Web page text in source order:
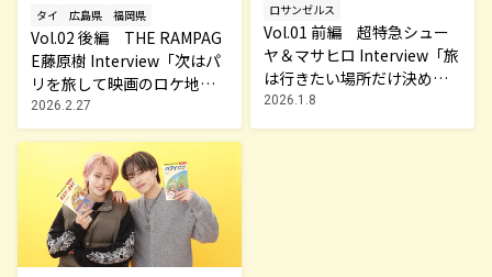
タイ 広島県 福岡県
Vol.02 後編 THE RAMPAG
E藤原樹 Interview「次はパ
リを旅して映画のロケ地を
巡ってみたい！」～MY TRA
VEL STORY～
2026.2.27
ロサンゼルス
Vol.01 前編 超特急シュー
ヤ＆マサヒロ Interview「旅
は行きたい場所だけ決め
て、あとはノリ！」～MY TR
AVEL STORY～
2026.1.8